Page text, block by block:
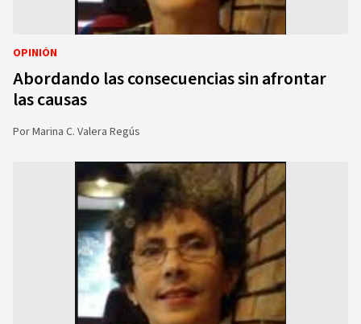
OPINIÓN
Abordando las consecuencias sin afrontar
las causas
PorMarina C. Valera Regús